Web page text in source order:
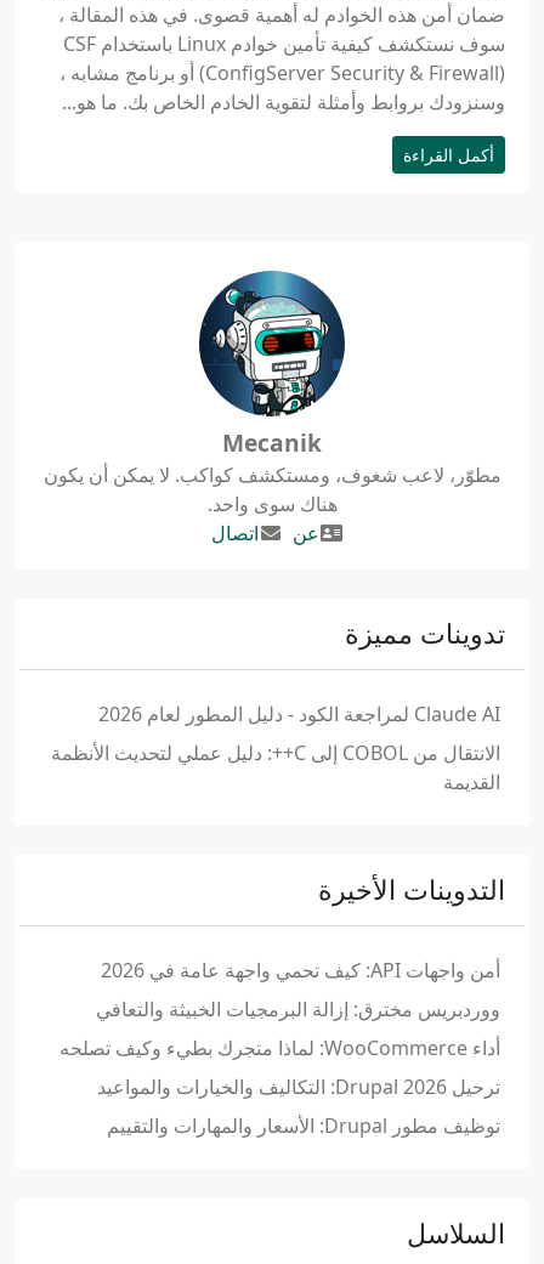
ضمان أمن هذه الخوادم له أهمية قصوى. في هذه المقالة ،
سوف نستكشف كيفية تأمين خوادم Linux باستخدام CSF
(ConfigServer Security & Firewall) أو برنامج مشابه ،
وسنزودك بروابط وأمثلة لتقوية الخادم الخاص بك. ما هو...
أكمل القراءة
Mecanik
مطوّر، لاعب شغوف، ومستكشف كواكب. لا يمكن أن يكون
هناك سوى واحد.
عن
اتصال
تدوينات مميزة
Claude AI لمراجعة الكود - دليل المطور لعام 2026
الانتقال من COBOL إلى C++: دليل عملي لتحديث الأنظمة
القديمة
التدوينات الأخيرة
أمن واجهات API: كيف تحمي واجهة عامة في 2026
ووردبريس مخترق: إزالة البرمجيات الخبيثة والتعافي
أداء WooCommerce: لماذا متجرك بطيء وكيف تصلحه
ترحيل Drupal 2026: التكاليف والخيارات والمواعيد
توظيف مطور Drupal: الأسعار والمهارات والتقييم
السلاسل